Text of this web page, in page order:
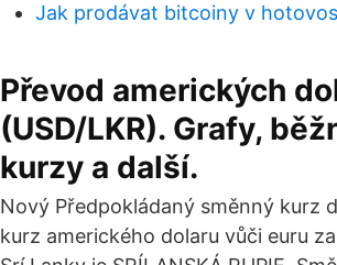
Jak prodávat bitcoiny v
Převod amerických
(USD/LKR). Grafy,
kurzy a další.
Nový Předpokládaný směnný kurz
kurz amerického dolaru vůči euru